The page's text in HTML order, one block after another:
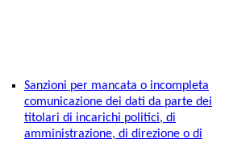
Sanzioni per mancata o incompleta
comunicazione dei dati da parte dei
titolari di incarichi politici, di
amministrazione, di direzione o di